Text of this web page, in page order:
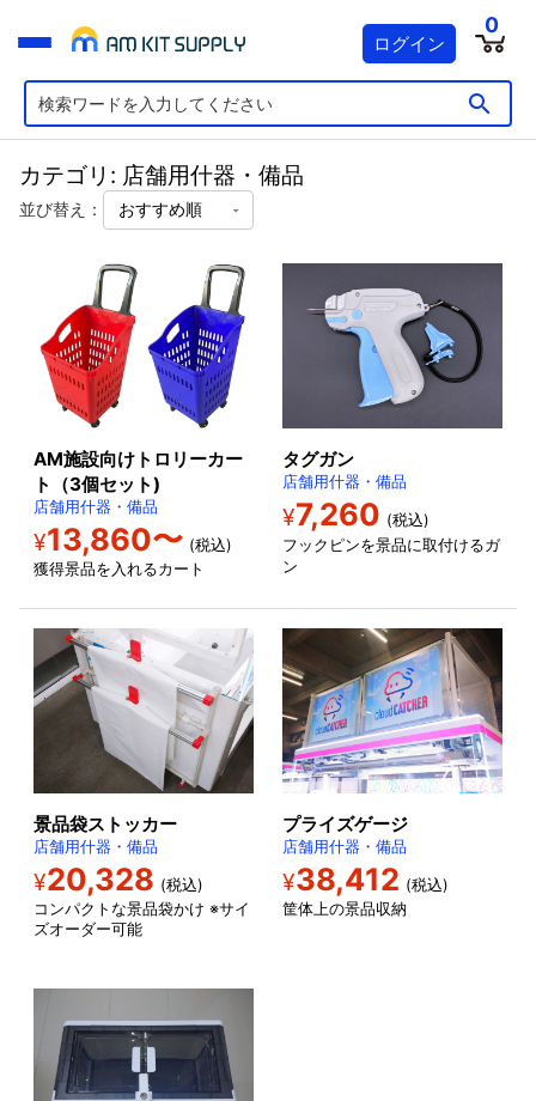
ログイン
0
カテゴリ: 店舗用什器・備品
並び替え：
AM施設向けトロリーカー
ト（3個セット)
店舗用什器・備品
¥13,860〜 (税込)
獲得景品を入れるカート
タグガン
店舗用什器・備品
¥7,260 (税込)
フックピンを景品に取付けるガ
ン
景品袋ストッカー
店舗用什器・備品
¥20,328 (税込)
コンパクトな景品袋かけ ※サイ
ズオーダー可能
プライズゲージ
店舗用什器・備品
¥38,412 (税込)
筐体上の景品収納